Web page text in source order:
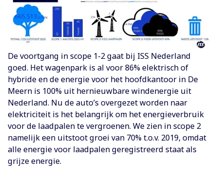
De voortgang in scope 1-2 gaat bij ISS Nederland
goed. Het wagenpark is al voor 86% elektrisch of
hybride en de energie voor het hoofdkantoor in De
Meern is 100% uit hernieuwbare windenergie uit
Nederland. Nu de auto’s overgezet worden naar
elektriciteit is het belangrijk om het energieverbruik
voor de laadpalen te vergroenen. We zien in scope 2
namelijk een uitstoot groei van 70% t.o.v. 2019, omdat
alle energie voor laadpalen geregistreerd staat als
grijze energie.